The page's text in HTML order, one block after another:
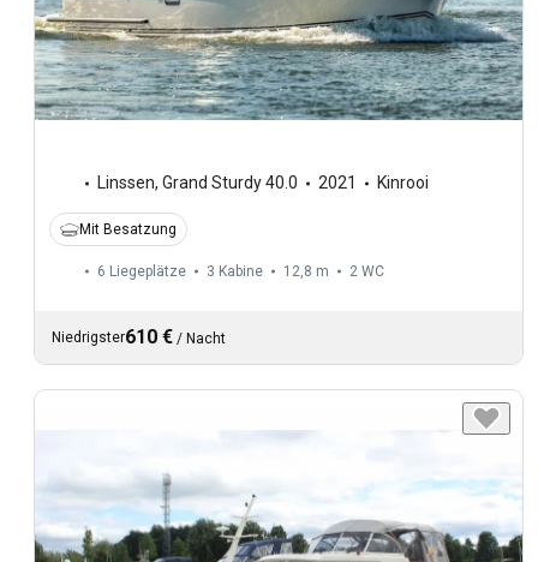
Linssen, Grand Sturdy 40.0 2021 Kinrooi
Mit Besatzung
6 Liegeplätze 3 Kabine 12,8 m 2 WC
Niedrigster610 € / Nacht